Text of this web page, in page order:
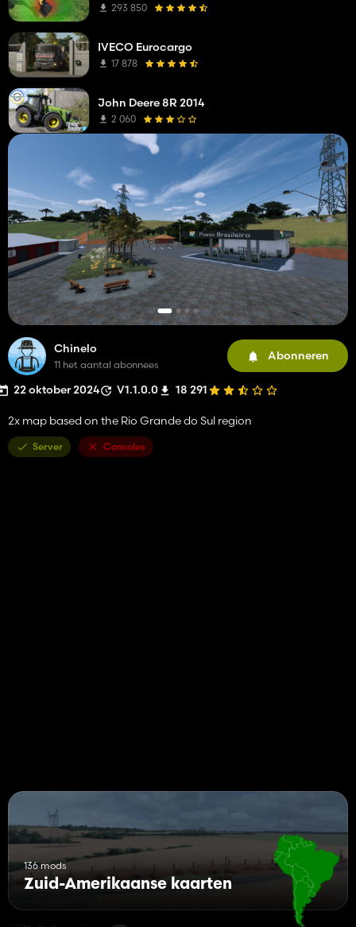
Chinelo
11 het aantal abonnees
Abonneren
22 oktober 2024 V1.1.0.0 18 291
2x map based on the Rio Grande do Sul region
Server Consoles
136 mods
Zuid-Amerikaanse kaarten
293 850
IVECO Eurocargo
17 878
John Deere 8R 2014
2 060